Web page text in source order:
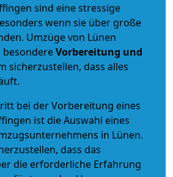
sind eine stressige
wenn sie über große
Umzüge von Lünen
Vorbereitung und
sicherzustellen, dass alles
bei der Vorbereitung eines
ist die Auswahl eines
in Lünen.
dass das
die erforderliche Erfahrung